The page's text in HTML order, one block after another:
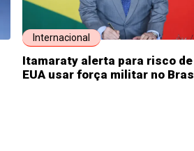
Internacional
Itamaraty alerta para risco de
EUA usar força militar no